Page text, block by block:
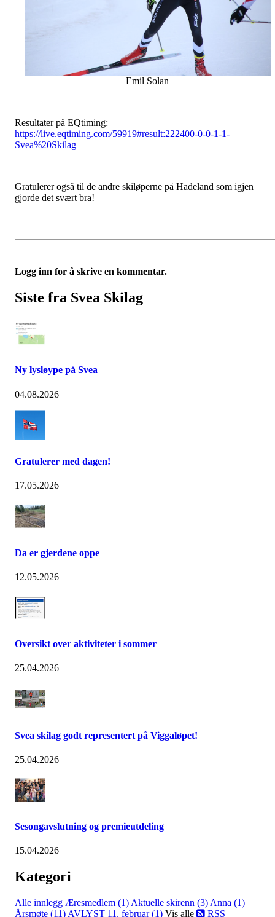
Emil Solan
Resultater på EQtiming:
https://live.eqtiming.com/59919#result:222400-0-0-1-1-
Svea%20Skilag
Gratulerer også til de andre skiløperne på Hadeland som igjen
gjorde det svært bra!
Logg inn for å skrive en kommentar.
Siste fra Svea Skilag
Ny lysløype på Svea
04.08.2026
Gratulerer med dagen!
17.05.2026
Da er gjerdene oppe
12.05.2026
Oversikt over aktiviteter i sommer
25.04.2026
Svea skilag godt representert på Viggaløpet!
25.04.2026
Sesongavslutning og premieutdeling
15.04.2026
Kategori
Alle innlegg Æresmedlem (1) Aktuelle skirenn (3) Anna (1)
Årsmøte (11) AVLYST 11. februar (1) Vis alle RSS